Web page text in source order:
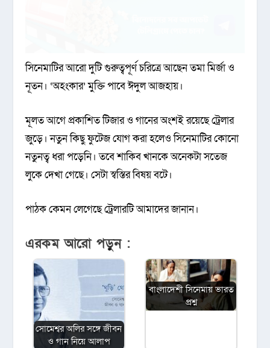
সিনেমাটির আরো দুটি গুরুত্বপূর্ণ চরিত্রে আছেন তমা মির্জা ও
নূতন। ‘অহংকার’ মুক্তি পাবে ঈদুল আজহায়।
মূলত আগে প্রকাশিত টিজার ও গানের অংশই রয়েছে ট্রেলার
জুড়ে। নতুন কিছু ফুটেজ যোগ করা হলেও সিনেমাটির কোনো
নতুনত্ব ধরা পড়েনি। তবে শাকিব খানকে অনেকটা সতেজ
লুকে দেখা গেছে। সেটা স্বস্তির বিষয় বটে।
পাঠক কেমন লেগেছে ট্রেলারটি আমাদের জানান।
এরকম আরো পড়ুন :
সোমেশ্বর অলির সঙ্গে জীবন
ও গান নিয়ে আলাপ
বাংলাদেশী সিনেমায় ভারত
প্রশ্ন